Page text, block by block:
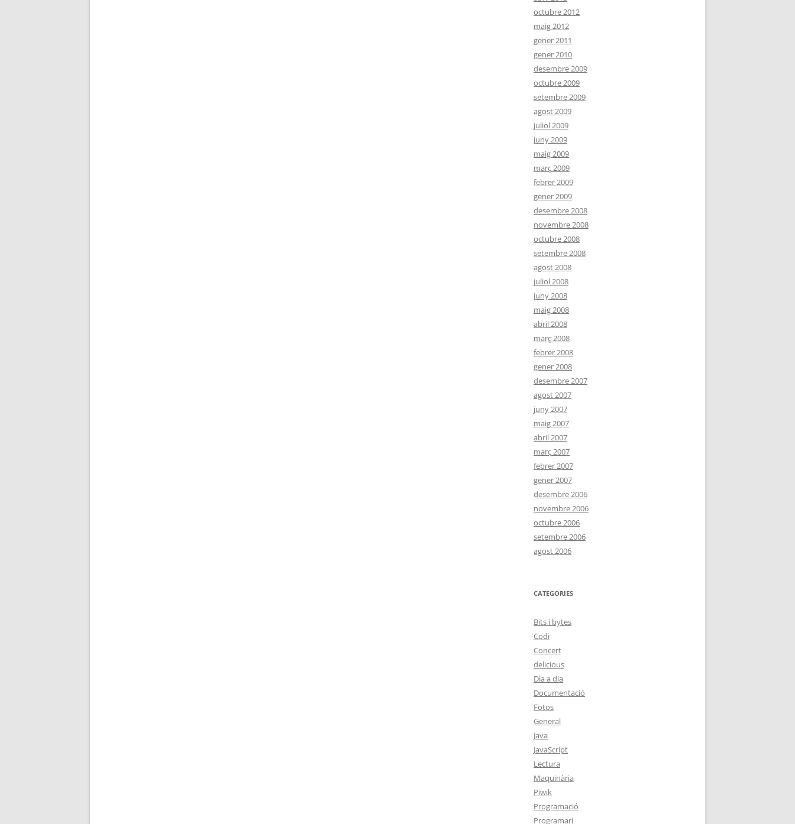
octubre 2012
maig 2012
gener 2011
gener 2010
desembre 2009
octubre 2009
setembre 2009
agost 2009
juliol 2009
juny 2009
maig 2009
març 2009
febrer 2009
gener 2009
desembre 2008
novembre 2008
octubre 2008
setembre 2008
agost 2008
juliol 2008
juny 2008
maig 2008
abril 2008
març 2008
febrer 2008
gener 2008
desembre 2007
agost 2007
juny 2007
maig 2007
abril 2007
març 2007
febrer 2007
gener 2007
desembre 2006
novembre 2006
octubre 2006
setembre 2006
agost 2006
CATEGORIES
Bits i bytes
Codi
Concert
delicious
Dia a dia
Documentació
Fotos
General
Java
JavaScript
Lectura
Maquinària
Piwik
Programació
Programari